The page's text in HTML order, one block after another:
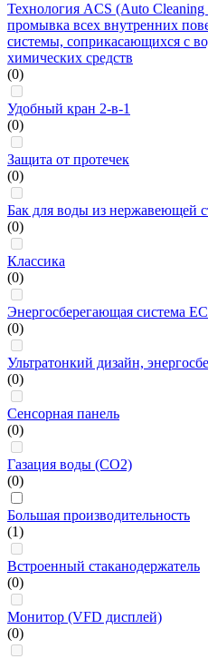
Технология ACS (Auto Cleaning
промывка всех внутренних
системы, соприкасающихся с
химических средств
(0)
Удобный кран 2-в-1
(0)
Защита от протечек
(0)
Бак для воды из нержавеющей
(0)
Классика
(0)
Энергосберегающая система
(0)
Ультратонкий дизайн,
(0)
Сенсорная панель
(0)
Газация воды (CO2)
(0)
Большая производительность
(1)
Встроенный стаканодержатель
(0)
Монитор (VFD дисплей)
(0)